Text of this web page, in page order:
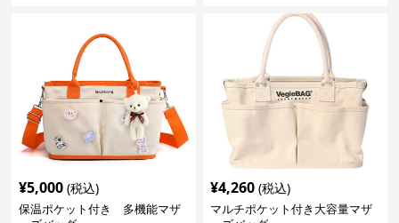
¥5,000 (税込)
保温ポケット付き 多機能マザ
¥4,260 (税込)
マルチポケット付き大容量マザ